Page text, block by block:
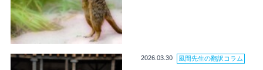
2026.03.30 風間先生の翻訳コラム